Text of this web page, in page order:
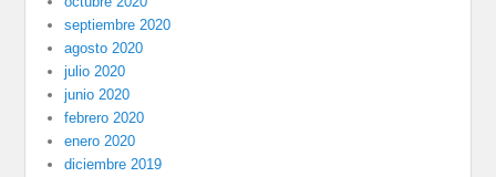
septiembre 2020
agosto 2020
julio 2020
junio 2020
febrero 2020
enero 2020
diciembre 2019